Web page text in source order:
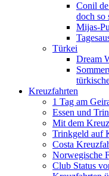
Conil
doch so
Mijas-
Türkei
Dream
Kreuzfahrten
1 Tag am
Essen und
Mit dem
Trinkgeld auf
Costa
Norwegische
Club Status